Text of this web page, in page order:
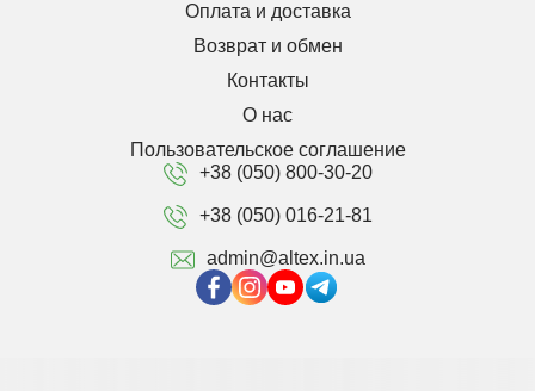
Оплата и доставка
Возврат и обмен
Контакты
О нас
Пользовательское соглашение
+38 (050) 800-30-20
+38 (050) 016-21-81
admin@altex.in.ua